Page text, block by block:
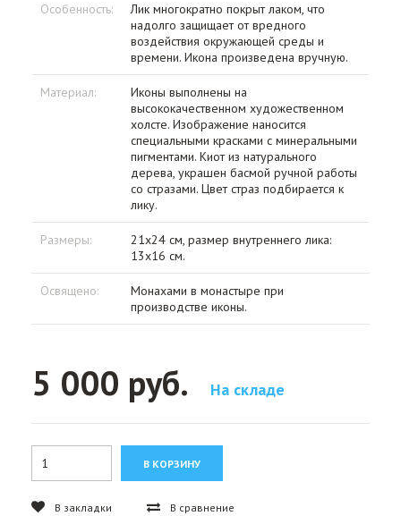
Особенность:
Лик многократно покрыт лаком, что
надолго защищает от вредного
воздействия окружающей среды и
времени. Икона произведена вручную.
Материал:
Иконы выполнены на
высококачественном художественном
холсте. Изображение наносится
специальными красками с минеральными
пигментами. Киот из натурального
дерева, украшен басмой ручной работы
со стразами. Цвет страз подбирается к
лику.
Размеры:
21х24 см, размер внутреннего лика:
13х16 см.
Освящено:
Монахами в монастыре при
производстве иконы.
5 000 руб. На складе
В закладки В сравнение